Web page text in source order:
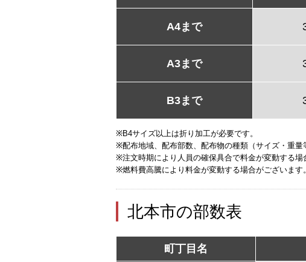
A4まで
A3まで
B3まで
※B4サイズ以上は折り加工が必要です。
※配布地域、配布部数、配布物の種類（サイズ・重量
※注文時期により人員の確保具合で料金が変動する場
※燃料費高騰により料金が変動する場合がございます。
北本市の部数表
町丁目名